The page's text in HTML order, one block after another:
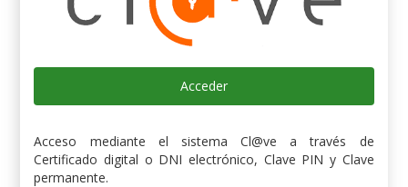
Acceder
Acceso mediante el sistema Cl@ve a través de
Certificado digital o DNI electrónico, Clave PIN y Clave
permanente.